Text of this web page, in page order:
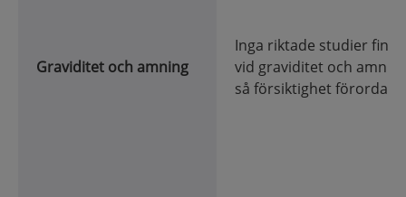
Graviditet och amning
Inga riktade studier finns
vid graviditet och
så försiktighet förordas.